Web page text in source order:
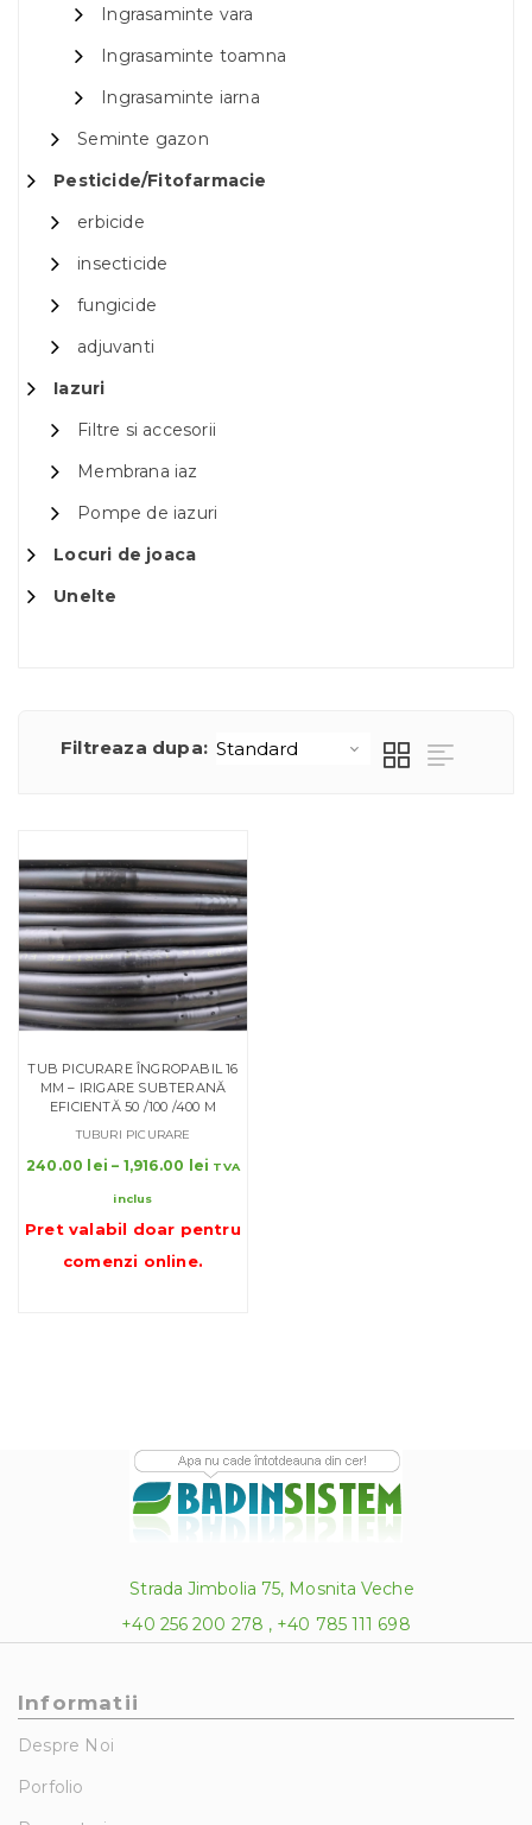
Ingrasaminte vara
Ingrasaminte toamna
Ingrasaminte iarna
Seminte gazon
Pesticide/Fitofarmacie
erbicide
insecticide
fungicide
adjuvanti
Iazuri
Filtre si accesorii
Membrana iaz
Pompe de iazuri
Locuri de joaca
Unelte
Filtreaza dupa:
TUB PICURARE ÎNGROPABIL 16
MM – IRIGARE SUBTERANĂ
EFICIENTĂ 50 /100 /400 M
TUBURI PICURARE
240.00 lei – 1,916.00 lei
240.00 lei
TVA
inclus
Pret valabil doar pentru
comenzi online.
Strada Jimbolia 75, Mosnita Veche
+40 256 200 278 , +40 785 111 698
Informatii
Despre Noi
Porfolio